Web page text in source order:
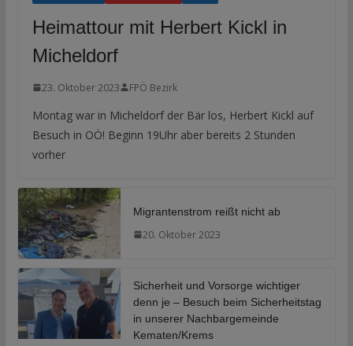
Heimattour mit Herbert Kickl in
Micheldorf
23. Oktober 2023 FPÖ Bezirk
Montag war in Micheldorf der Bär los, Herbert Kickl auf
Besuch in OÖ! Beginn 19Uhr aber bereits 2 Stunden
vorher
Migrantenstrom reißt nicht ab
20. Oktober 2023
Sicherheit und Vorsorge wichtiger
denn je – Besuch beim Sicherheitstag
in unserer Nachbargemeinde
Kematen/Krems